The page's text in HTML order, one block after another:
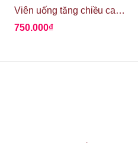
Viên uống tăng chiều cao Growth Height Ex Plus
750.000₫